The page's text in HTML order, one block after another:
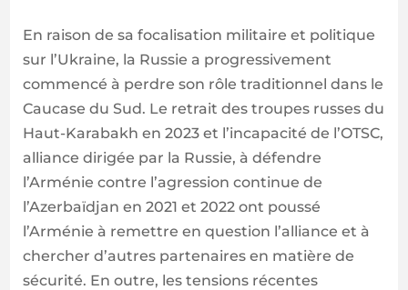
En raison de sa focalisation militaire et politique
sur l’Ukraine, la Russie a progressivement
commencé à perdre son rôle traditionnel dans le
Caucase du Sud. Le retrait des troupes russes du
Haut-Karabakh en 2023 et l’incapacité de l’OTSC,
alliance dirigée par la Russie, à défendre
l’Arménie contre l’agression continue de
l’Azerbaïdjan en 2021 et 2022 ont poussé
l’Arménie à remettre en question l’alliance et à
chercher d’autres partenaires en matière de
sécurité. En outre, les tensions récentes